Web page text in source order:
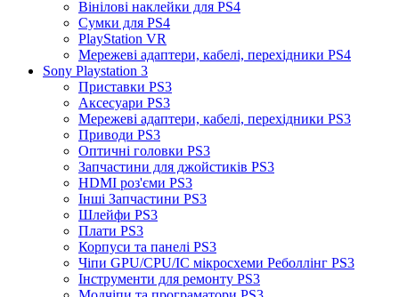
Вінілові наклейки для PS4
Сумки для PS4
PlayStation VR
Мережеві адаптери, кабелі, перехідники PS4
Sony Playstation 3
Приставки PS3
Аксесуари PS3
Мережеві адаптери, кабелі, перехідники PS3
Приводи PS3
Оптичні головки PS3
Запчастини для джойстиків PS3
HDMI роз'єми PS3
Інші Запчастини PS3
Шлейфи PS3
Плати PS3
Корпуси та панелі PS3
Чіпи GPU/CPU/IC мікросхеми Реболлінг PS3
Інструменти для ремонту PS3